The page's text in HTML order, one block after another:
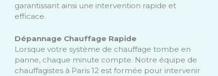
garantissant ainsi une intervention rapide et
efficace.
Dépannage Chauffage Rapide
Lorsque votre système de chauffage tombe en
panne, chaque minute compte. Notre équipe de
chauffagistes à Paris 12 est formée pour intervenir